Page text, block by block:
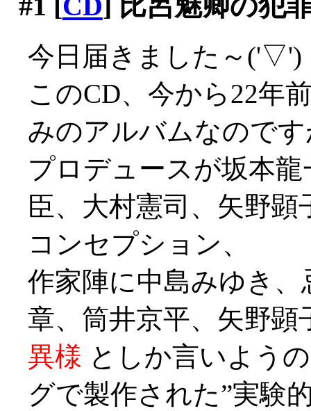
今日届きました～('▽')
このCD、今から22年
みのアルバムなので
プロデュースが坂本
臣、大村憲司、矢野
コンセプション、
作家陣に中島みゆき
章、筒井京平、矢野顕
異様 としか言いよう
グで製作された”実験